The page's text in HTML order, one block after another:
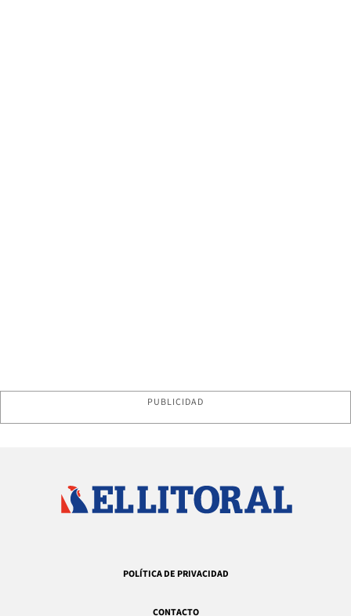
PUBLICIDAD
POLÍTICA DE PRIVACIDAD
CONTACTO